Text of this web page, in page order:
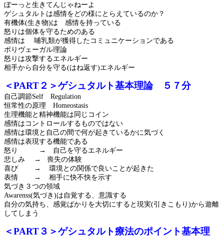
ぼーっと生きてんじゃねーよ
ゲシュタルトは感情を どの様にとらえているのか？
有機体(生き物)は 感情を持っている
怒りは個体を守るためのある
感情は 哺乳類が獲得したコミュニケーションである
ポりヴェーガル理論
怒りは攻撃するエネルギー
相手から自分を守る(はね返す)エネルギー
＜PART２＞ゲシュタルト基本理論 ５７分
自己調節Self
Regulation
恒常性の原理 Homeostasis
生理機能と精神機能は同じコイン
感情はコントロールするものではない
感情は環境と自己の間で何が起きているかに気づく
感情は表現する機能である
怒り → 自己を守るエネルギー
悲しみ → 喪失の体験
喜び → 環境との関係で良いことが起きた
表情 → 相手に快不快を示す
気づき３つの領域
Awarenss(気づき )は自覚する、意識する
自分の気持ち、感覚ばかりを大切にすると現実(引きこもり )から遊離
してしまう
＜PART３＞ゲシュタルト療法のポイント基本理